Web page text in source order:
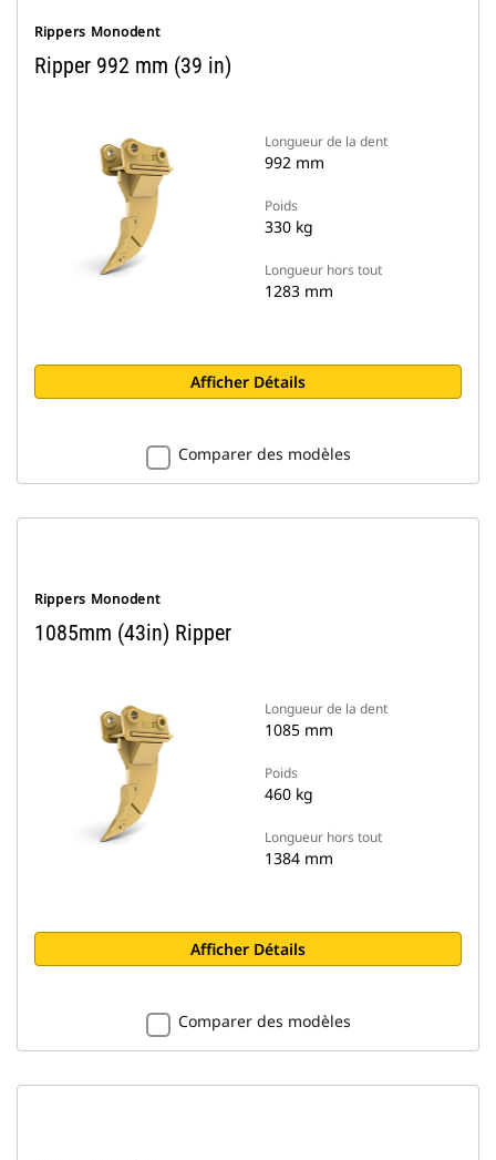
Rippers Monodent
Ripper 992 mm (39 in)
Longueur de la dent
992 mm
Poids
330 kg
Longueur hors tout
1283 mm
Afficher Détails
Comparer des modèles
Rippers Monodent
1085mm (43in) Ripper
Longueur de la dent
1085 mm
Poids
460 kg
Longueur hors tout
1384 mm
Afficher Détails
Comparer des modèles